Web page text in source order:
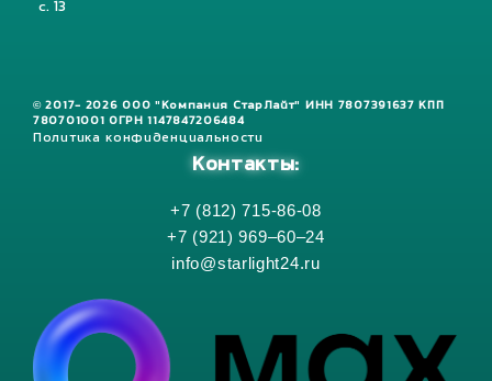
с. 13
© 2017- 2026 ООО "Компания СтарЛайт" ИНН 7807391637 КПП
780701001 ОГРН 1147847206484
Политика конфиденциальности
Контакты:
+7 (812) 715-86-08
+7 (921) 969–60–24
info@starlight24.ru